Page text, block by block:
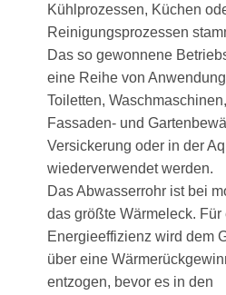
Kühlprozessen, Küchen
Reinigungsprozessen
Das so gewonnene
eine Reihe von
Toiletten,
Fassaden- und
Versickerung oder in der
wiederverwendet werden.
Das Abwasserrohr ist bei
das größte Wärmeleck.
Energieeffizienz wird dem
über eine
entzogen, bevor es in den